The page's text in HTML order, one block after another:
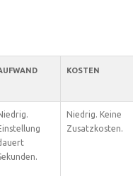
KOSTEN
Niedrig. Keine
Zusatzkosten.